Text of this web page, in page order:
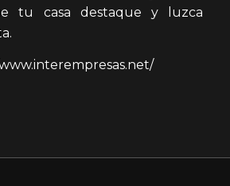
tu casa destaque y luzca